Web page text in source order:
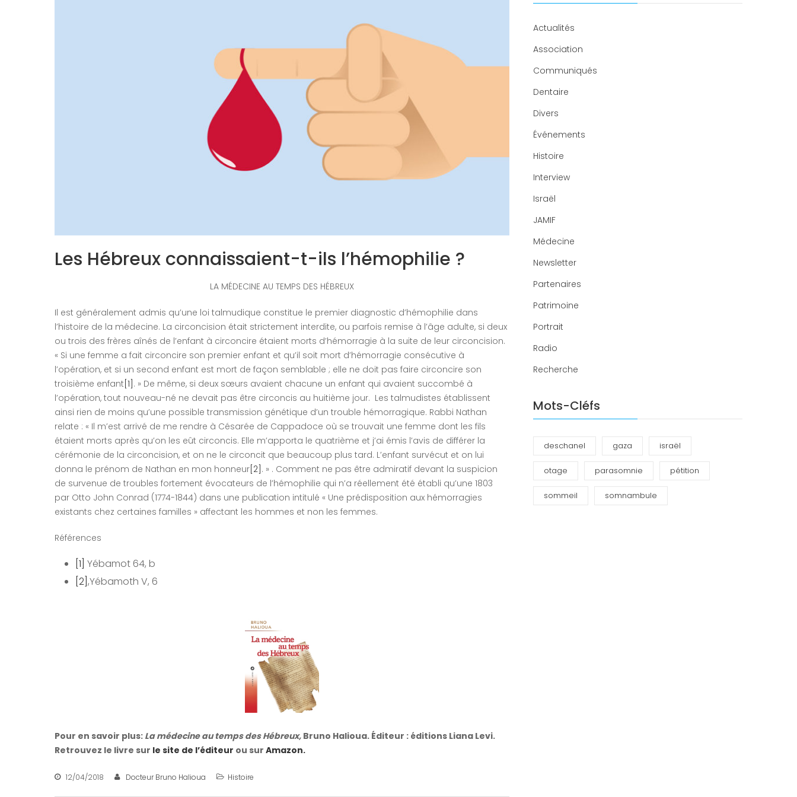
Les Hébreux connaissaient-t-ils l’hémophilie ?
LA MÉDECINE AU TEMPS DES HÉBREUX
Il est généralement admis qu’une loi talmudique constitue le premier diagnostic d’hémophilie dans
l’histoire de la médecine. La circoncision était strictement interdite, ou parfois remise à l’âge adulte, si deux
ou trois des frères aînés de l’enfant à circoncire étaient morts d’hémorragie à la suite de leur circoncision.
« Si une femme a fait circoncire son premier enfant et qu’il soit mort d’hémorragie consécutive à
l’opération, et si un second enfant est mort de façon semblable ; elle ne doit pas faire circoncire son
troisième enfant [1] . » De même, si deux sœurs avaient chacune un enfant qui avaient succombé à
l’opération, tout nouveau-né ne devait pas être circoncis au huitième jour. Les talmudistes établissent
ainsi rien de moins qu’une possible transmission génétique d’un trouble hémorragique. Rabbi Nathan
relate : « Il m’est arrivé de me rendre à Césarée de Cappadoce où se trouvait une femme dont les fils
étaient morts après qu’on les eût circoncis. Elle m’apporta le quatrième et j’ai émis l’avis de différer la
cérémonie de la circoncision, et on ne le circoncit que beaucoup plus tard. L’enfant survécut et on lui
donna le prénom de Nathan en mon honneur[2] . » . Comment ne pas être admiratif devant la suspicion
de survenue de troubles fortement évocateurs de l’hémophilie qui n’a réellement été établi qu’une 1803
par Otto John Conrad (1774-1844) dans une publication intitulé « Une prédisposition aux hémorragies
existants chez certaines familles » affectant les hommes et non les femmes.
Références
[1] Yébamot 64, b
[2] ,Yébamoth V, 6
Pour en savoir plus: La médecine au temps des Hébreux, Bruno Halioua. Éditeur : éditions Liana Levi.
Retrouvez le livre sur le site de l’éditeur ou sur Amazon.
12/04/2018 Docteur Bruno Halioua Histoire
Actualités
Association
Communiqués
Dentaire
Divers
Événements
Histoire
Interview
Israël
JAMIF
Médecine
Newsletter
Partenaires
Patrimoine
Portrait
Radio
Recherche
Mots-Cléfs
deschanel gaza israël
otage parasomnie pétition
sommeil somnambule